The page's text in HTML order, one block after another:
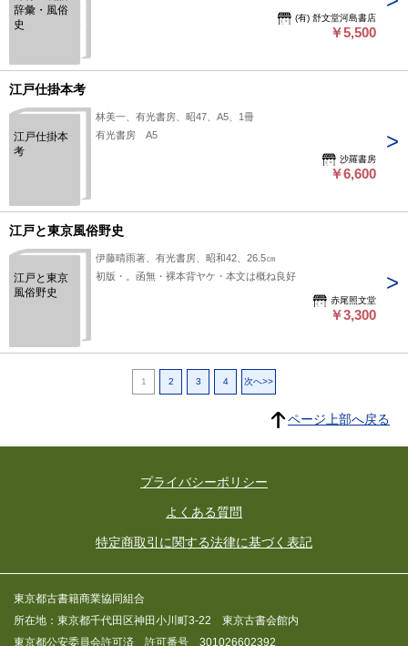
辞彙・風俗
史
(有) 舒文堂河島書店
￥5,500
江戸仕掛本考
江戸仕掛本
考
林美一、有光書房、昭47、A5、1冊
有光書房 A5
沙羅書房
￥6,600
江戸と東京風俗野史
江戸と東京
風俗野史
伊藤晴雨著、有光書房、昭和42、26.5㎝
初版・。函無・裸本背ヤケ・本文は概ね良好
赤尾照文堂
￥3,300
1 2 3 4 次へ>>
ページ上部へ戻る
プライバシーポリシー
よくある質問
特定商取引に関する法律に基づく表記
東京都古書籍商業協同組合
所在地：東京都千代田区神田小川町3-22 東京古書会館内
東京都公安委員会許可済 許可番号 301026602392